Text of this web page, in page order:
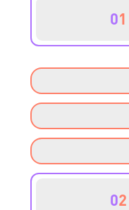
01
02